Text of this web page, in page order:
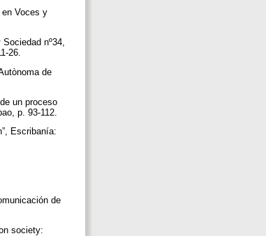
en Voces y
nº34,
26.
de
un proceso
p. 93-112.
Escribanía:
de
society: